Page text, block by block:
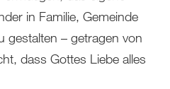
in Familie, Gemeinde
gestalten – getragen von
dass Gottes Liebe alles